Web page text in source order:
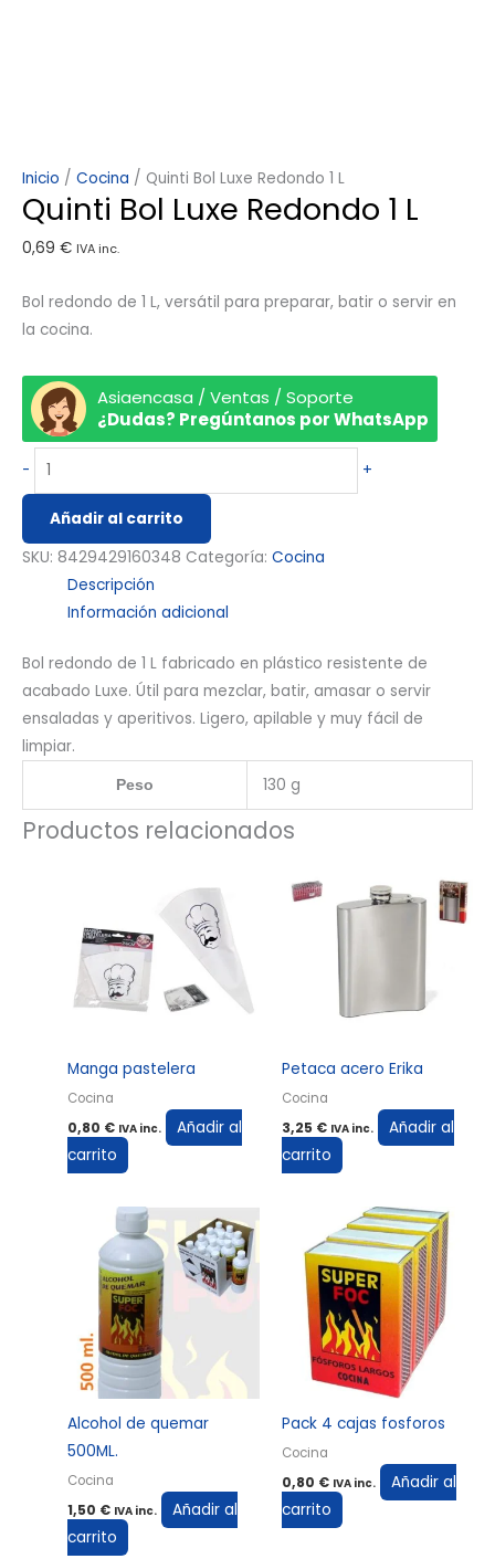
Inicio / Cocina / Quinti Bol Luxe Redondo 1 L
Quinti Bol Luxe Redondo 1 L
0,69 € IVA inc.
Bol redondo de 1 L, versátil para preparar, batir o servir en
la cocina.
Asiaencasa / Ventas / Soporte
¿Dudas? Pregúntanos por WhatsApp
- +
Añadir al carrito
SKU: 8429429160348 Categoría: Cocina
Descripción
Información adicional
Bol redondo de 1 L fabricado en plástico resistente de
acabado Luxe. Útil para mezclar, batir, amasar o servir
ensaladas y aperitivos. Ligero, apilable y muy fácil de
limpiar.
Peso 130 g
Productos relacionados
Manga pastelera
Cocina
0,80 € IVA inc.
Añadir al
carrito
Petaca acero Erika
Cocina
3,25 € IVA inc.
Añadir al
carrito
Alcohol de quemar
500ML.
Cocina
1,50 € IVA inc.
Añadir al
carrito
Pack 4 cajas fosforos
Cocina
0,80 € IVA inc.
Añadir al
carrito